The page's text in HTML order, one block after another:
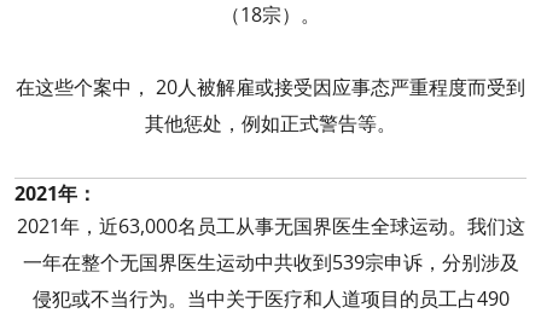
（18宗）。
在这些个案中， 20人被解雇或接受因应事态严重程度而受到
其他惩处，例如正式警告等。
2021年：
2021年，近63,000名员工从事无国界医生全球运动。我们这
一年在整个无国界医生运动中共收到539宗申诉，分别涉及
侵犯或不当行为。当中关于医疗和人道项目的员工占490